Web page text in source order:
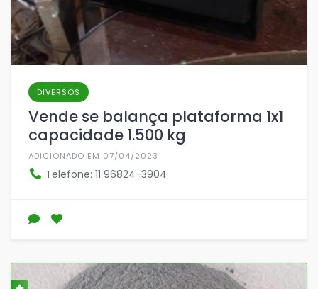
DIVERSOS
Vende se balança plataforma 1x1
capacidade 1.500 kg
ADICIONADO EM 07/04/2023
Telefone: 11 96824-3904